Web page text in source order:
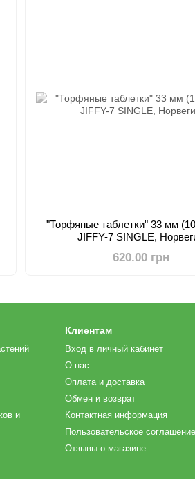
"Торфяные таблетки" 33 мм
JIFFY-7 SINGLE,
620.00 грн
и
Клиентам
Вход в личный кабинет
О нас
Оплата и доставка
Обмен и возврат
Контактная информация
Пользовательское соглашение
Отзывы о магазине